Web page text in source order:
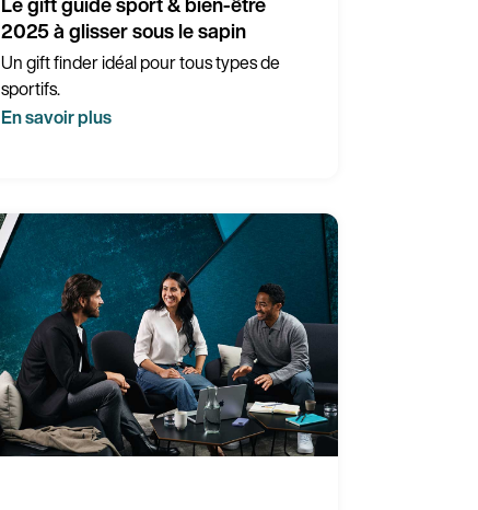
2025 à glisser sous le sapin
Un gift finder idéal pour tous types de
sportifs.
En savoir plus